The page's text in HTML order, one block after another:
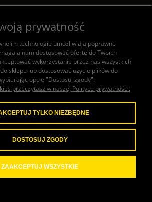
POMOC
KONTAKT
sklepie honorujemy
metody płatności:
prywatność
im technologie umożliwiają poprawne
nam dostosować ofertę do Twoich
wykorzystanie przez nas wszystkich
sklepu lub dostosować użycie plików do
opcję "Dostosuj zgody".
przeczytasz w naszej Polityce prywatności.
TYLKO NIEZBĘDNE
DOSTOSUJ ZGODY
ZAAKCEPTUJ WSZYSTKIE